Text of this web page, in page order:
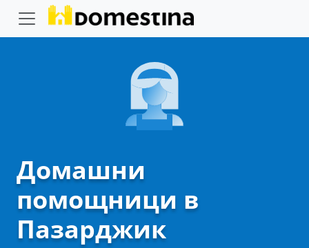
Домашни
помощници в
Пазарджик